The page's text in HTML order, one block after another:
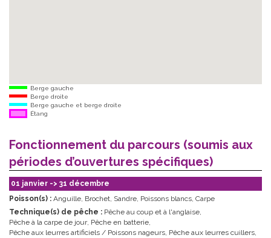
Berge gauche
Berge droite
Berge gauche et berge droite
Étang
Fonctionnement du parcours (soumis aux
périodes d’ouvertures spécifiques)
01 janvier -> 31 décembre
Poisson(s) : Anguille, Brochet, Sandre, Poissons blancs, Carpe
Technique(s) de pêche : Pêche au coup et à l'anglaise,
Pêche à la carpe de jour, Pêche en batterie,
Pêche aux leurres artificiels / Poissons nageurs, Pêche aux leurres cuillers,